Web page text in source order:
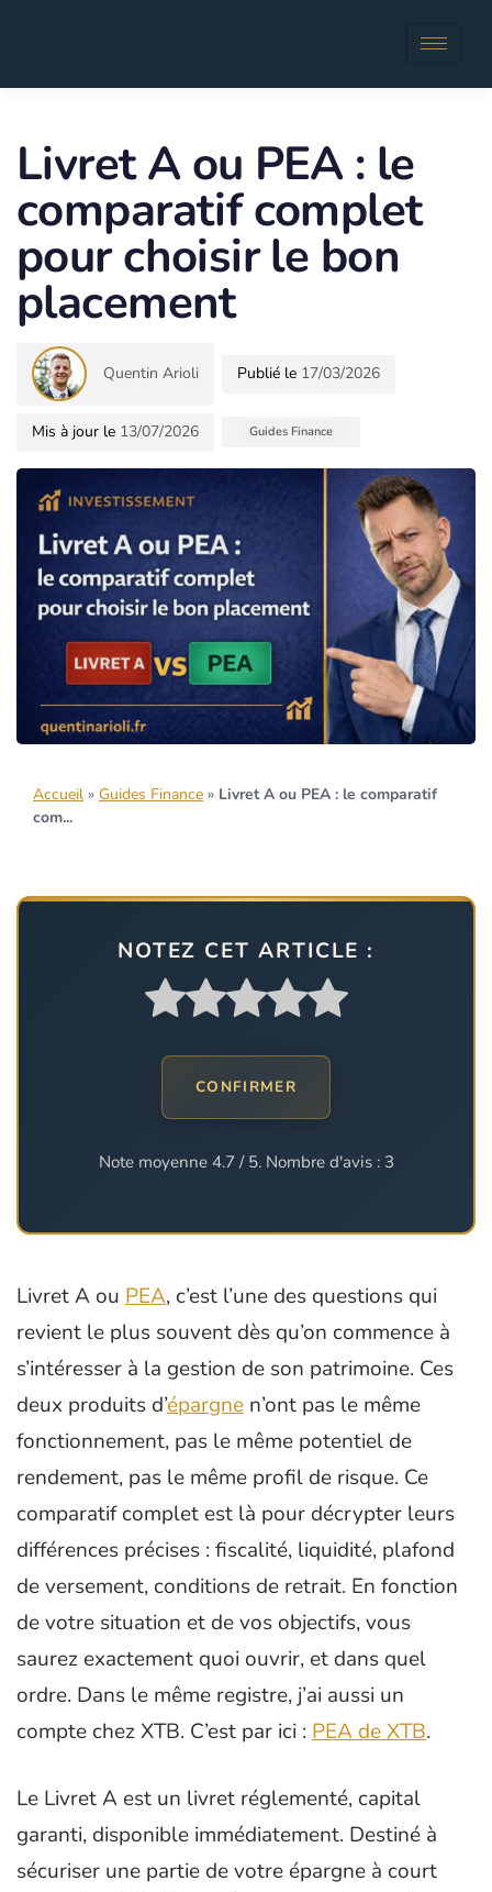
Livret A ou PEA : le
comparatif complet
pour choisir le bon
placement
Quentin Arioli 17/03/2026
13/07/2026 Guides Finance
Accueil » Guides Finance » Livret A ou PEA : le comparatif
com...
NOTEZ CET ARTICLE :
CONFIRMER
Note moyenne 4.7 / 5. Nombre d'avis : 3
Livret A ou PEA, c’est l’une des questions qui
revient le plus souvent dès qu’on commence à
s’intéresser à la gestion de son patrimoine. Ces
deux produits d’épargne n’ont pas le même
fonctionnement, pas le même potentiel de
rendement, pas le même profil de risque. Ce
comparatif complet est là pour décrypter leurs
différences précises : fiscalité, liquidité, plafond
de versement, conditions de retrait. En fonction
de votre situation et de vos objectifs, vous
saurez exactement quoi ouvrir, et dans quel
ordre. Dans le même registre, j’ai aussi un
compte chez XTB. C’est par ici : PEA de XTB.
Le Livret A est un livret réglementé, capital
garanti, disponible immédiatement. Destiné à
sécuriser une partie de votre épargne à court